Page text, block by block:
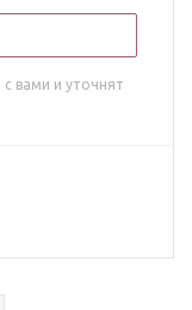
вами и уточнят